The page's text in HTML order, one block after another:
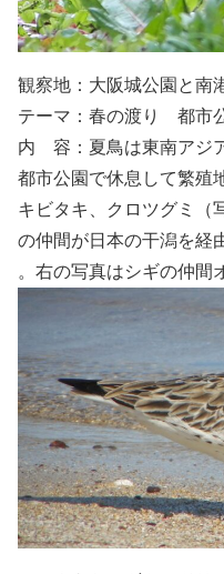
観察地：大阪城公園と南
テーマ：春の渡り 都市
内 容：夏鳥は東南アジ
都市公園で休息して繁殖
キビタキ、クロツグミ
の仲間が日本の干潟を経
。右の写真はシギの仲間